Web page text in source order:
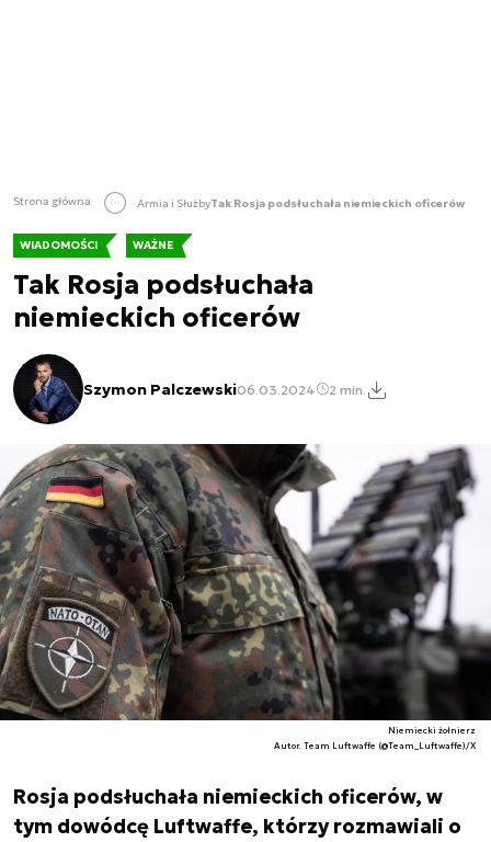
Strona główna Armia i SłużbyTak Rosja podsłuchała niemieckich oficerów
WIADOMOŚCI WAŻNE
Tak Rosja podsłuchała
niemieckich oficerów
Szymon Palczewski06.03.2024 2 min.
Niemiecki żołnierz
Autor. Team Luftwaffe (@Team_Luftwaffe)/X
Rosja podsłuchała niemieckich oficerów, w
tym dowódcę Luftwaffe, którzy rozmawiali o